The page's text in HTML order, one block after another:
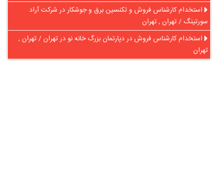
استخدام کارشناس فروش و تکنسین برق و جوشکار در شرکت آراد
سورتینگ / تهران , تهران
استخدام کارشناس فروش در ‎دپارتمان بزرگ خانه نو در تهران / تهران ,
تهران